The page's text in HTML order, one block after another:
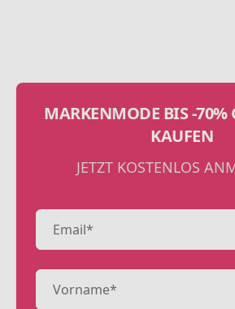
MARKENMODE BIS -70%
KAUFEN
JETZT KOSTENLOS